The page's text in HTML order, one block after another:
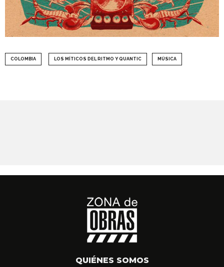
COLOMBIA LOS MÍTICOS DEL RITMO Y QUANTIC MÚSICA
QUIÉNES SOMOS